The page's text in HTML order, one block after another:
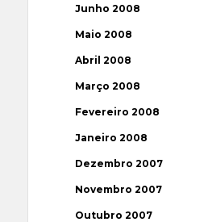
Junho 2008
Maio 2008
Abril 2008
Março 2008
Fevereiro 2008
Janeiro 2008
Dezembro 2007
Novembro 2007
Outubro 2007